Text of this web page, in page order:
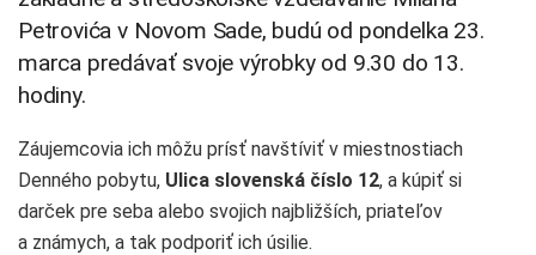
Petrovića v Novom Sade, budú od pondelka 23.
marca predávať svoje výrobky od 9.30 do 13.
hodiny.
Záujemcovia ich môžu prísť navštíviť v miestnostiach
Denného pobytu, Ulica slovenská číslo 12, a kúpiť si
darček pre seba alebo svojich najbližších, priateľov
a známych, a tak podporiť ich úsilie.